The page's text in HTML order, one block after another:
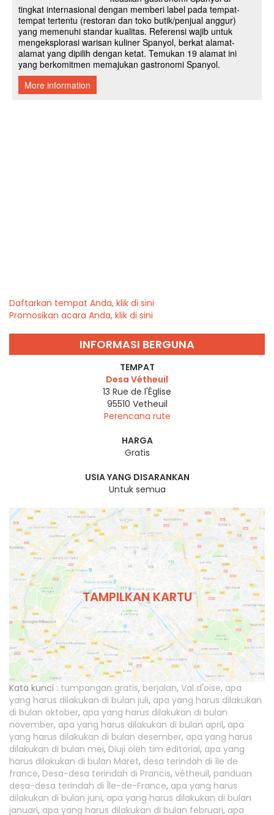
Daftarkan tempat Anda, klik di sini
Promosikan acara Anda, klik di sini
INFORMASI BERGUNA
TEMPAT
Desa Vétheuil
13 Rue de l'Église
95510 Vetheuil
Perencana rute
HARGA
Gratis
USIA YANG DISARANKAN
Untuk semua
TAMPILKAN KARTU
Kata kunci : tumpangan gratis, berjalan, Val d'oise, apa
yang harus dilakukan di bulan juli, apa yang harus dilakukan
di bulan oktober, apa yang harus dilakukan di bulan
november, apa yang harus dilakukan di bulan april, apa
yang harus dilakukan di bulan desember, apa yang harus
dilakukan di bulan mei, Diuji oleh tim editorial, apa yang
harus dilakukan di bulan Maret, desa terindah di île de
france, Desa-desa terindah di Prancis, vétheuil, panduan
desa-desa terindah di Île-de-France, apa yang harus
dilakukan di bulan juni, apa yang harus dilakukan di bulan
januari, apa yang harus dilakukan di bulan februari, apa